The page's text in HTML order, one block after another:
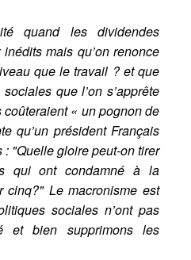
quand les dividendes
mais qu’on renonce
que le travail ? et que
que l’on s’apprête
coûteraient « un pognon de
qu’un président Français
"Quelle gloire peut-on tirer
qui ont condamné à la
cinq?" Le macronisme est
sociales n’ont pas
et bien supprimons les